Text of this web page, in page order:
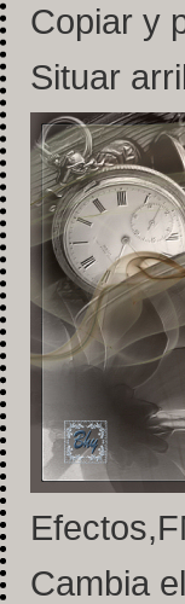
Copiar y
Situar
Cambia